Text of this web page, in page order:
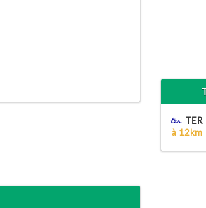
TER
à 12km